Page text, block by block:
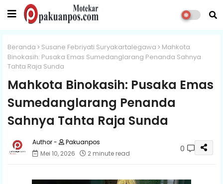
Beranda Susane Febriyati Suryakartalegawa
Mahkota
Binokasih: Pusaka Emas Sumedanglarang Penanda Sahnya
Tahta Raja Sunda
Mahkota Binokasih: Pusaka Emas
Sumedanglarang Penanda
Sahnya Tahta Raja Sunda
Pakuanpos
Mei 10, 2026
2 minute read 0